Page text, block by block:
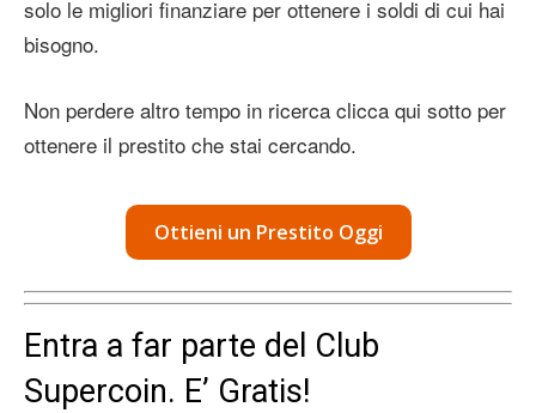
solo le migliori finanziare per ottenere i soldi di cui hai
bisogno.
Non perdere altro tempo in ricerca clicca qui sotto per
ottenere il prestito che stai cercando.
Ottieni un Prestito Oggi
Entra a far parte del Club
Supercoin. E’ Gratis!